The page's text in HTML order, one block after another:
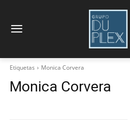
Etiquetas Monica Corvera
Monica Corvera